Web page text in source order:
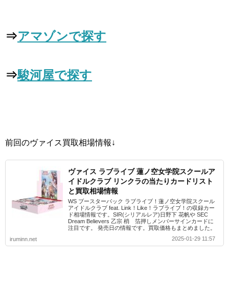
⇒アマゾンで探す
⇒駿河屋で探す
前回のヴァイス買取相場情報↓
ヴァイス ラブライブ 蓮ノ空女学院スクールア
イドルクラブ リンクラの当たりカードリスト
と買取相場情報
WS ブースターパック ラブライブ！蓮ノ空女学院スクール
アイドルクラブ feat. Link！Like！ラブライブ！の収録カー
ド相場情報です。SIR(シリアルレア)日野下 花帆や SEC
Dream Believers 乙宗 梢 箔押しメンバーサインカードに
注目です。 発売日の情報です。買取価格もまとめました。
iruminn.net
2025-01-29 11:57